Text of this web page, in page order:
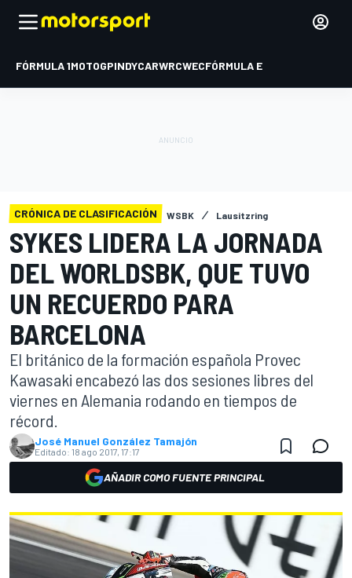
FÓRMULA 1MOTOGPINDYCARWRCWECFÓRMULA E
CRÓNICA DE CLASIFICACIÓN WSBK Lausitzring
SYKES LIDERA LA JORNADA
DEL WORLDSBK, QUE TUVO
UN RECUERDO PARA
BARCELONA
El británico de la formación española Provec
Kawasaki encabezó las dos sesiones libres del
viernes en Alemania rodando en tiempos de
récord.
José Manuel González Tamajón
Editado: 18 ago 2017, 17:17
AÑADIR COMO FUENTE PRINCIPAL